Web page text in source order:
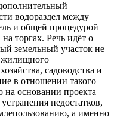
водораздел между
и общей процедурой
торгах. Речь идёт о
земельный участок не
жилищного
садоводства и
в отношении такого
на основании проекта
недостатков,
а именно